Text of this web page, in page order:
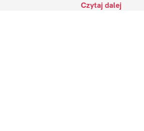
Czytaj dalej